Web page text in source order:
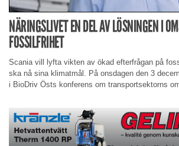
NÄRINGSLIVET EN DEL AV LÖSNINGEN I
FOSSILFRIHET
Scania vill lyfta vikten av ökad efterfrågan på
ska nå sina klimatmål. På onsdagen den 3
i BioDriv Östs konferens om transportsektorns